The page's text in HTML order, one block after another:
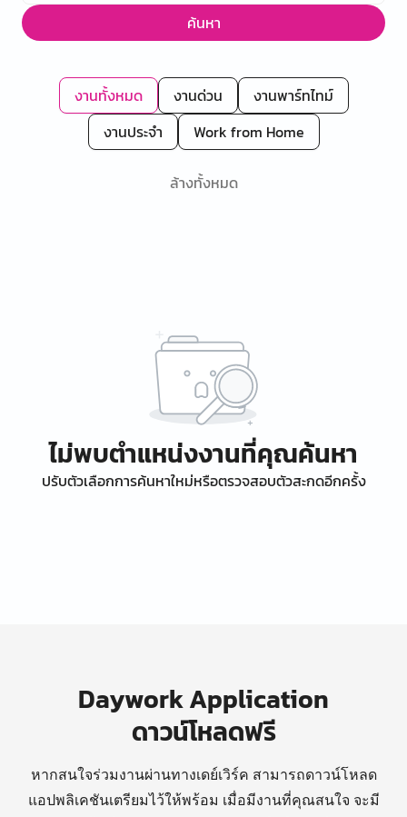
ค้นหา
งานทั้งหมด งานด่วน
งานพาร์ทไทม์
งานประจำ
Work from Home
ล้างทั้งหมด
ไม่พบตำแหน่งงานที่คุณค้นหา
ปรับตัวเลือกการค้นหาใหม่หรือตรวจสอบตัวสะกดอีกครั้ง
Daywork Application
ดาวน์โหลดฟรี
หากสนใจร่วมงานผ่านทางเดย์เวิร์ค สามารถดาวน์โหลด
แอปพลิเคชันเตรียมไว้ให้พร้อม เมื่อมีงานที่คุณสนใจ จะมี